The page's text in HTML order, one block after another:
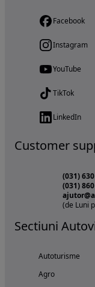
Facebook
Instagram
YouTube
TikTok
LinkedIn
Customer
(031)
(031)
(de Luni
Sectiuni
Autoturisme
Agro